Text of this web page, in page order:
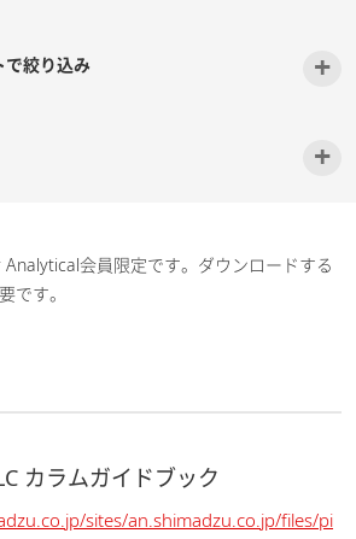
で絞り込み +
+
会員限定です。ダウンロードする
です。
カラムガイドブック
sites/an.shimadzu.co.jp/files/pi